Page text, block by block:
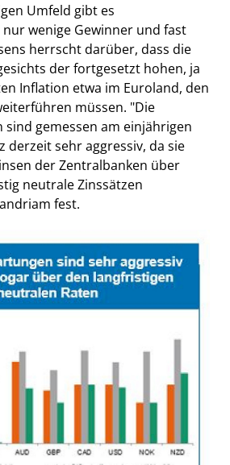
Umfeld gibt es
wenige Gewinner und fast
herrscht darüber, dass die
der fortgesetzt hohen, ja
Inflation etwa im Euroland, den
müssen. "Die
gemessen am einjährigen
derzeit sehr aggressiv, da sie
der Zentralbanken über
neutrale Zinssätzen
fest.